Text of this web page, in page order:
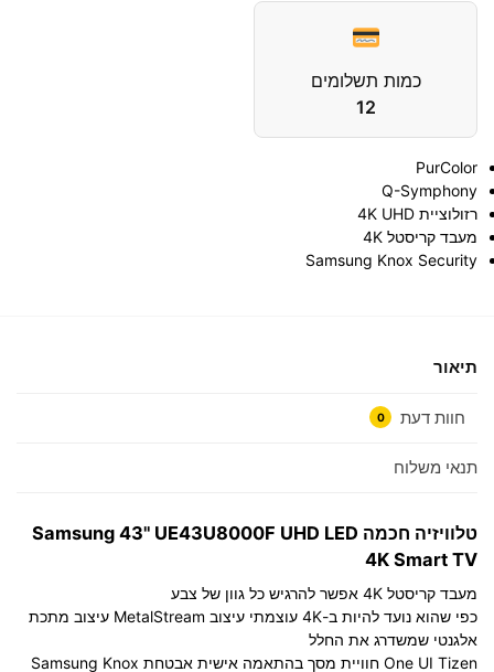
כמות תשלומים
12
PurColor
Q-Symphony
רזולוציית 4K UHD
מעבד קריסטל 4K
Samsung Knox Security
תיאור
חוות דעת 0
תנאי משלוח
טלוויזיה חכמה Samsung 43" UE43U8000F UHD LED
4K Smart TV
מעבד קריסטל 4K אפשר להרגיש כל גוון של צבע
כפי שהוא נועד להיות ב-4K עוצמתי עיצוב MetalStream עיצוב מתכת
אלגנטי שמשדרג את החלל
One UI Tizen חוויית מסך בהתאמה אישית אבטחת Samsung Knox